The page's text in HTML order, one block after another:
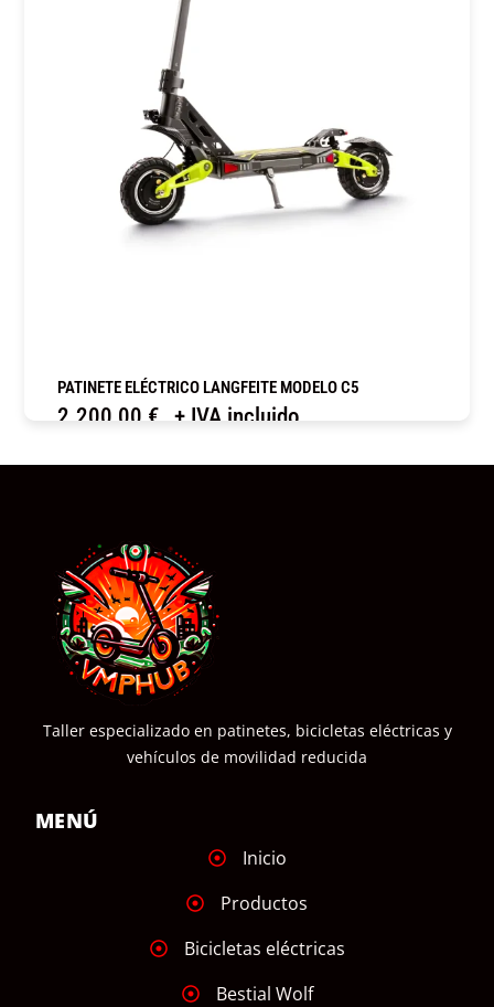
PATINETE ELÉCTRICO LANGFEITE MODELO C5
2.200,00 € + IVA incluido
Taller especializado en patinetes, bicicletas eléctricas y
vehículos de movilidad reducida
MENÚ
Inicio
Productos
Bicicletas eléctricas
Bestial Wolf